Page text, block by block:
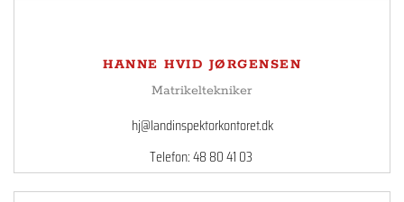
HANNE HVID JØRGENSEN
Matrikeltekniker
hj@landinspektorkontoret.dk
Telefon: 48 80 41 03